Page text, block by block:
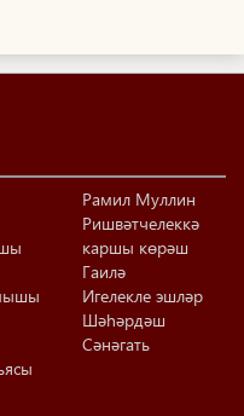
Рамил Муллин
Ришвәтчелеккә
каршы көрәш
Гаилә
Игелекле эшләр
Шәһәрдәш
Сәнәгать